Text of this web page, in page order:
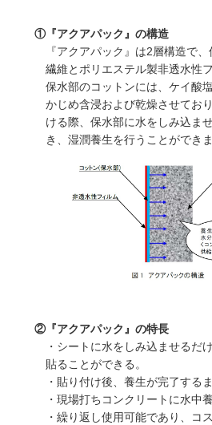
①『アクアパック』の構造
『アクアパック』は2層構造で
繊維とポリエステル製非透水性
保水部のコットンには、ケイ酸
かじめ含浸および乾燥させてお
ける際、保水部に水をしみ込ま
き、湿潤養生を行うことができま
②『アクアパック』の特長
・シートに水をしみ込ませるだ
貼ることができる。
・貼り付け後、養生が完了する
・現場打ちコンクリートに水中
・繰り返し使用可能であり、コ